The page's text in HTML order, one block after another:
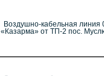
Воздушно-кабельная
«Казарма» от ТП-2 пос.